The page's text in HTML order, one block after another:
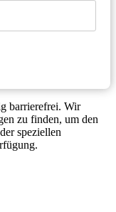
barrierefrei. Wir
zu finden, um den
speziellen